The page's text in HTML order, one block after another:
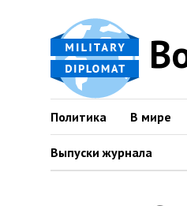
Политика В мире
Выпуски журнала